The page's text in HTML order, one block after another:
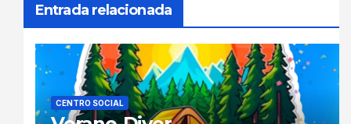
Entrada relacionada
CENTRO SOCIAL